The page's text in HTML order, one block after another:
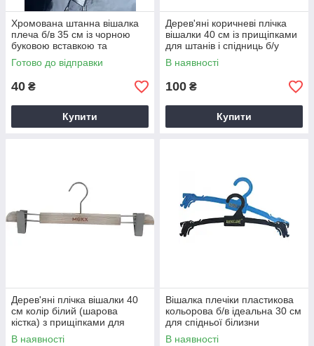
Хромована штанна вішалка
плеча б/в 35 см із чорною
буковою вставкою та
прищіпками
Готово до відправки
40 ₴
Купити
Дерев'яні коричневі плічка
вішалки 40 см із прищіпками
для штанів і спідниць б/у
Голландія
В наявності
100 ₴
Купити
Дерев'яні плічка вішалки 40
см колір білий (шарова
кістка) з прищіпками для
штанів і спідниць Голландія
В наявності
Вішалка плечіки пластикова
кольорова б/в ідеальна 30 см
для спідньої білизни
В наявності